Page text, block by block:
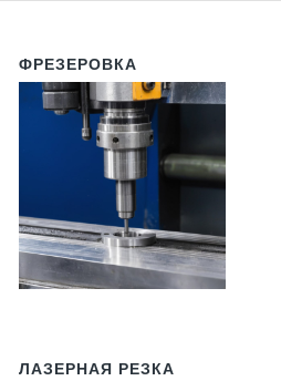
ФРЕЗЕРОВКА
ЛАЗЕРНАЯ РЕЗКА